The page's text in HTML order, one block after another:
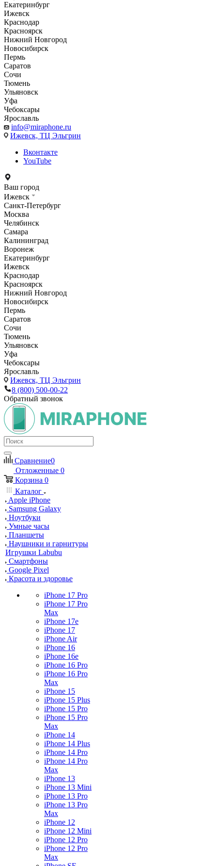
Екатеринбург
Ижевск
Краснодар
Красноярск
Нижний Новгород
Новосибирск
Пермь
Саратов
Сочи
Тюмень
Ульяновск
Уфа
Чебоксары
Ярославль
info@miraphone.ru
Ижевск, ТЦ Эльгрин
Вконтакте
YouTube
Ваш город
Ижевск
Санкт-Петербург
Москва
Челябинск
Самара
Калининград
Воронеж
Екатеринбург
Ижевск
Краснодар
Красноярск
Нижний Новгород
Новосибирск
Пермь
Саратов
Сочи
Тюмень
Ульяновск
Уфа
Чебоксары
Ярославль
Ижевск, ТЦ Эльгрин
8 (800) 500-00-22
Обратный звонок
Сравнение0
Отложенные 0
Корзина 0
Каталог
Apple iPhone
Samsung Galaxy
Ноутбуки
Умные часы
Планшеты
Наушники и гарнитуры
Игрушки Labubu
Смартфоны
Google Pixel
Красота и здоровье
iPhone 17 Pro
iPhone 17 Pro
Max
iPhone 17e
iPhone 17
iPhone Air
iPhone 16
iPhone 16e
iPhone 16 Pro
iPhone 16 Pro
Max
iPhone 15
iPhone 15 Plus
iPhone 15 Pro
iPhone 15 Pro
Max
iPhone 14
iPhone 14 Plus
iPhone 14 Pro
iPhone 14 Pro
Max
iPhone 13
iPhone 13 Mini
iPhone 13 Pro
iPhone 13 Pro
Max
iPhone 12
iPhone 12 Mini
iPhone 12 Pro
iPhone 12 Pro
Max